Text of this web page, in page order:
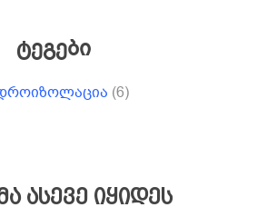
ტეგები
(6)
ასევე იყიდეს